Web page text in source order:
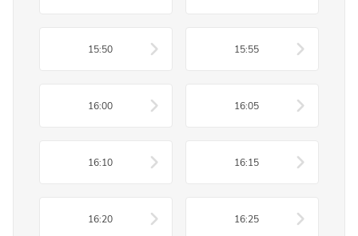
15:50 15:55
16:00 16:05
16:10 16:15
16:20 16:25